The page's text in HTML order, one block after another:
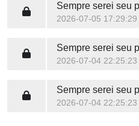
Sempre serei seu
2026-07-05 17:29:29
Sempre serei seu
2026-07-04 22:25:23
Sempre serei seu
2026-07-04 22:25:23